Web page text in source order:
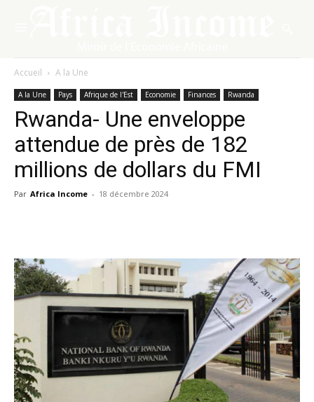
Accueil A la Une
A la Une Pays Afrique de l'Est Economie Finances Rwanda
Rwanda- Une enveloppe
attendue de près de 182
millions de dollars du FMI
Par Africa Income - 18 décembre 2024